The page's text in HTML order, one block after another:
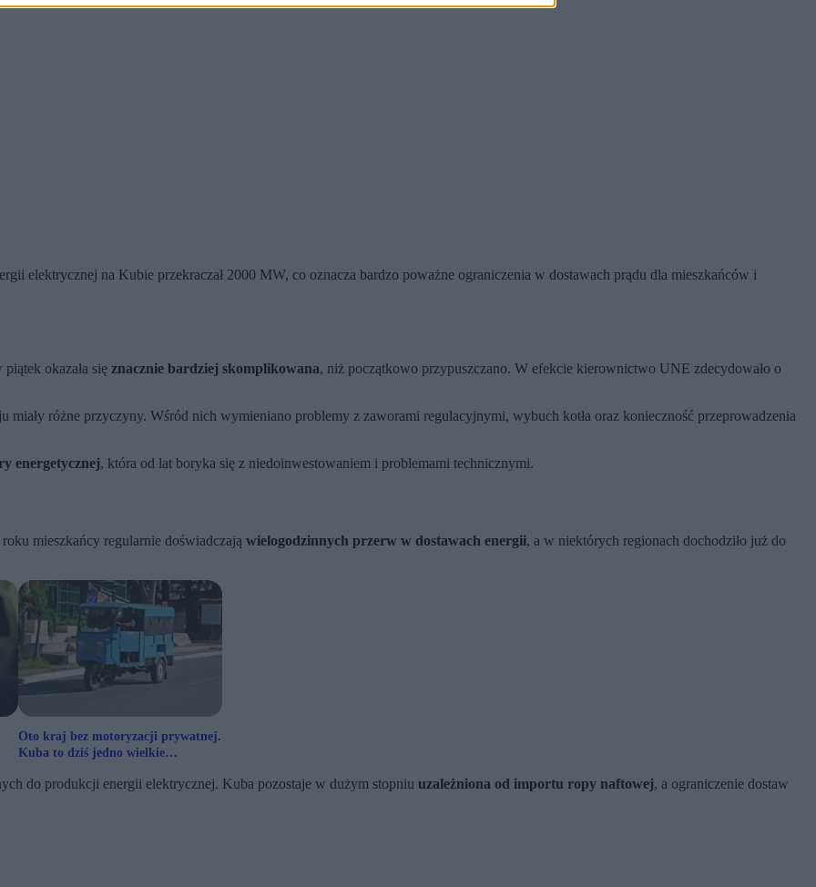
elektrycznej na Kubie przekraczał 2000 MW, co oznacza bardzo poważne ograniczenia w dostawach prądu dla mieszkańców i
okazała się znacznie bardziej skomplikowana, niż początkowo przypuszczano. W efekcie kierownictwo UNE zdecydowało o
miały różne przyczyny. Wśród nich wymieniano problemy z zaworami regulacyjnymi, wybuch kotła oraz konieczność przeprowadzenia
energetycznej, która od lat boryka się z niedoinwestowaniem i problemami technicznymi.
mieszkańcy regularnie doświadczają wielogodzinnych przerw w dostawach energii, a w niektórych regionach dochodziło już do
Oto kraj bez motoryzacji prywatnej.
Kuba to dziś jedno wielkie
do produkcji energii elektrycznej. Kuba pozostaje w dużym stopniu uzależniona od importu ropy naftowej, a ograniczenie dostaw